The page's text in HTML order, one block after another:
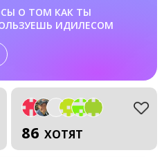
О ТОМ КАК ТЫ
ИДИЛЕСОМ
86 ХОТЯТ